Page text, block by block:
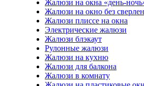
Жалюзи на окна «день-
Жалюзи на окно без
Жалюзи плиссе на окна
Электрические жалюзи
Жалюзи блэкаут
Рулонные жалюзи
Жалюзи на кухню
Жалюзи для балкона
Жалюзи в комнату